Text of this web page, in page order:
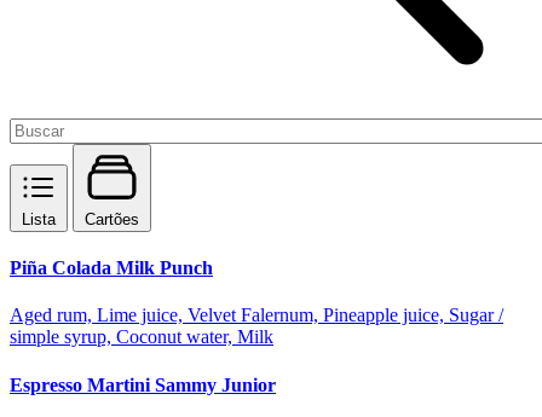
Lista Cartões
Piña Colada Milk Punch
Aged rum, Lime juice, Velvet Falernum, Pineapple juice, Sugar /
simple syrup, Coconut water, Milk
Espresso Martini Sammy Junior